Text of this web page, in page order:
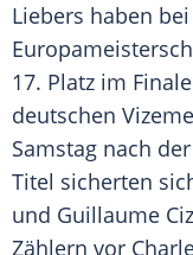
Liebers haben
17. Platz im
deutschen
Samstag nach
Titel sicherten
und Guillaume
Zählern vor